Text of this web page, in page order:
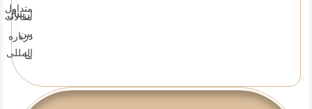
ارسال
بین
المللی
متداول
درباره
ما
مقالات